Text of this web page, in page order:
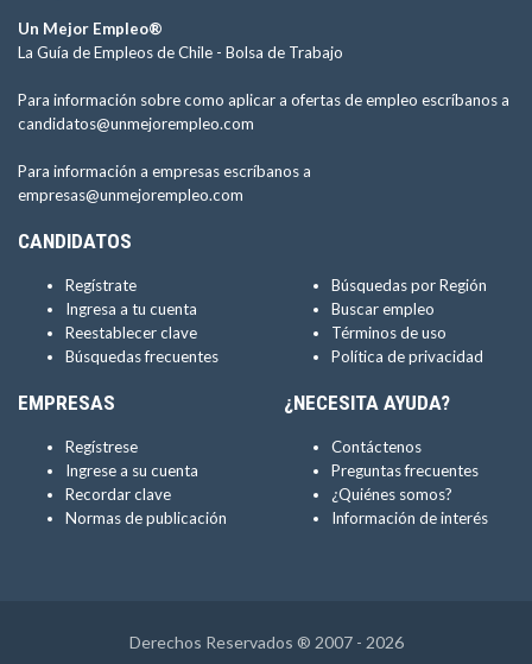
Un Mejor Empleo®
La Guía de Empleos de Chile - Bolsa de Trabajo
Para información sobre como aplicar a ofertas de empleo escríbanos a
candidatos@unmejorempleo.com
Para información a empresas escríbanos a
empresas@unmejorempleo.com
CANDIDATOS
Regístrate
Ingresa a tu cuenta
Reestablecer clave
Búsquedas frecuentes
Búsquedas por Región
Buscar empleo
Términos de uso
Política de privacidad
EMPRESAS
Regístrese
Ingrese a su cuenta
Recordar clave
Normas de publicación
¿NECESITA AYUDA?
Contáctenos
Preguntas frecuentes
¿Quiénes somos?
Información de interés
Derechos Reservados ® 2007 - 2026